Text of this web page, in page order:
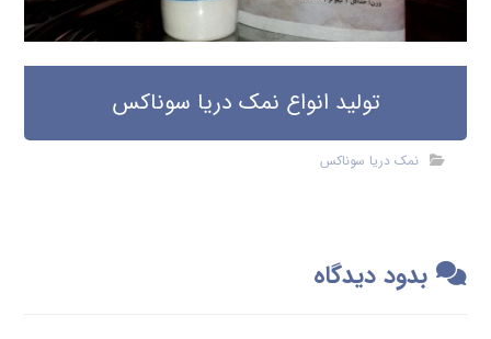
تولید انواع نمک دریا سوناکس
نمک دریا سوناکس
بدود دیدگاه